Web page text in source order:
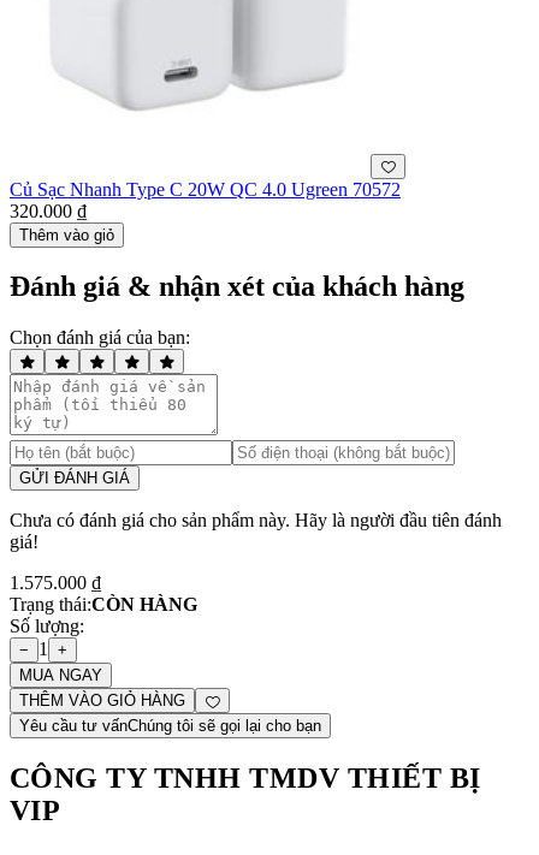
Củ Sạc Nhanh Type C 20W QC 4.0 Ugreen 70572
320.000 ₫
Thêm vào giỏ
Đánh giá & nhận xét của khách hàng
Chọn đánh giá của bạn:
GỬI ĐÁNH GIÁ
Chưa có đánh giá cho sản phẩm này. Hãy là người đầu tiên đánh
giá!
1.575.000 ₫
Trạng thái:CÒN HÀNG
Số lượng:
− 1
+
MUA NGAY
THÊM VÀO GIỎ HÀNG
Yêu cầu tư vấnChúng tôi sẽ gọi lại cho bạn
CÔNG TY TNHH TMDV THIẾT BỊ
VIP